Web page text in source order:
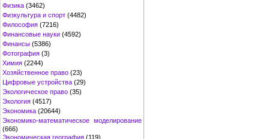
Физика (3462)
Физкультура и спорт (4482)
Философия (7216)
Финансовые науки (4592)
Финансы (5386)
Фотография (3)
Химия (2244)
Хозяйственное право (23)
Цифровые устройства (29)
Экологическое право (35)
Экология (4517)
Экономика (20644)
Экономико-математическое моделирование
(666)
Экономическая география (119)